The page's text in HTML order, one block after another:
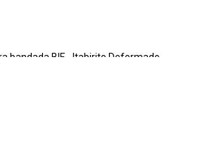
bandada BIF - Itabirito Deformado